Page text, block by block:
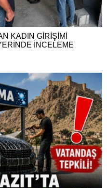
KADIN GİRİŞİMİ
İNCELEME